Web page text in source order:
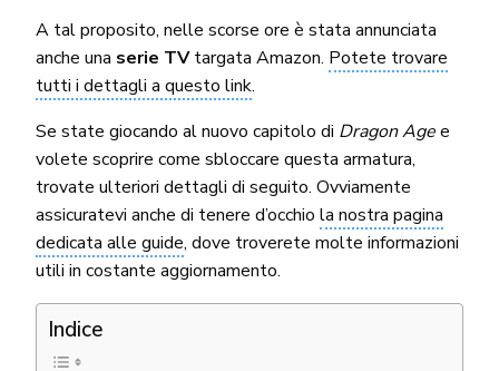
A tal proposito, nelle scorse ore è stata annunciata
anche una serie TVtargata Amazon. Potete trovare
tutti i dettagli a questo link.
Se state giocando al nuovo capitolo di Dragon Agee
volete scoprire come sbloccare questa armatura,
trovate ulteriori dettagli di seguito. Ovviamente
assicuratevi anche di tenere d’occhiola nostra pagina
dedicata alle guide, dove troverete molte informazioni
utili in costante aggiornamento.
Indice